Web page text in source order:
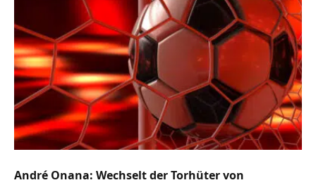
André Onana: Wechselt der Torhüter von